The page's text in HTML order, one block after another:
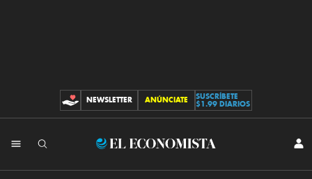
CONTRIBUCIONES
NEWSLETTER ANÚNCIATE
SUSCRÍBETE
$1.99 DIARIOS
El